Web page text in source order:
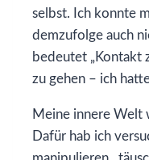
selbst. Ich konnte
demzufolge auch
bedeutet „Kontakt
zu gehen – ich
Meine innere Welt
Dafür hab ich